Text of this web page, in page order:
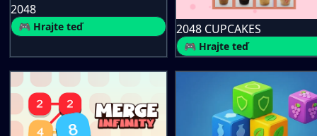
2048
🎮 Hrajte teď 2048 CUPCAKES
🎮 Hrajte teď